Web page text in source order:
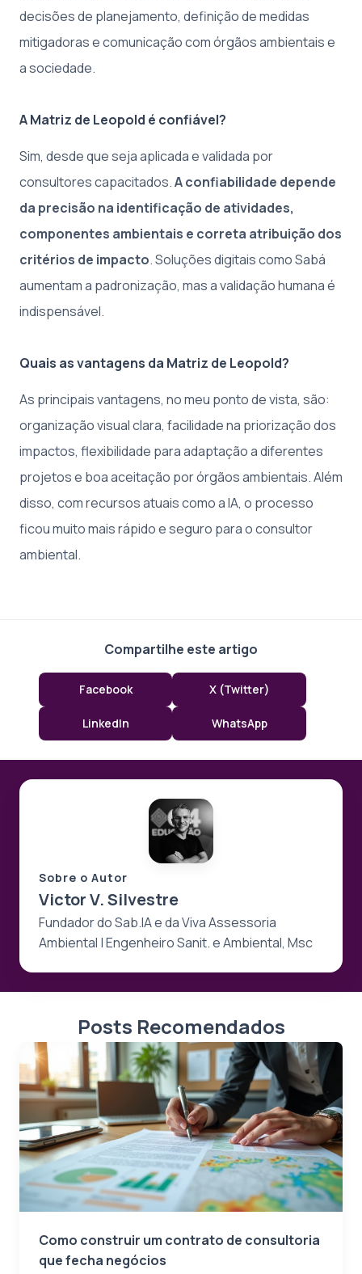
decisões de planejamento, definição de medidas
mitigadoras e comunicação com órgãos ambientais e
a sociedade.
A Matriz de Leopold é confiável?
Sim, desde que seja aplicada e validada por
consultores capacitados.A confiabilidade depende
da precisão na identificação de atividades,
componentes ambientais e correta atribuição dos
critérios de impacto. Soluções digitais como Sabá
aumentam a padronização, mas a validação humana é
indispensável.
Quais as vantagens da Matriz de Leopold?
As principais vantagens, no meu ponto de vista, são:
organização visual clara, facilidade na priorização dos
impactos, flexibilidade para adaptação a diferentes
projetos e boa aceitação por órgãos ambientais. Além
disso, com recursos atuais como a IA, o processo
ficou muito mais rápido e seguro para o consultor
ambiental.
Compartilhe este artigo
Facebook X (Twitter)
LinkedIn WhatsApp
Sobre o Autor
Victor V. Silvestre
Fundador do Sab.IA e da Viva Assessoria
Ambiental | Engenheiro Sanit. e Ambiental, Msc
Posts Recomendados
Como construir um contrato de consultoria
que fecha negócios